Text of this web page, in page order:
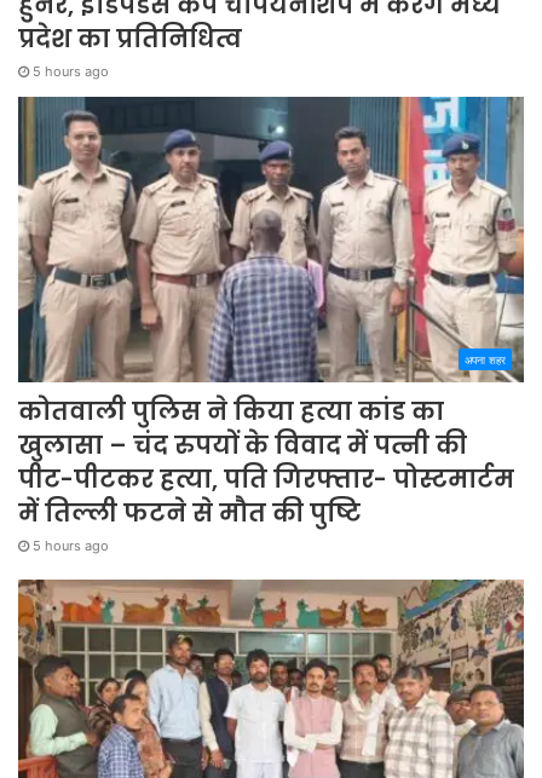
प्रदेश का प्रतिनिधित्व
5 hours ago
अपना शहर
कोतवाली पुलिस ने किया हत्या कांड का
खुलासा – चंद रुपयों के विवाद में पत्नी की
पीट-पीटकर हत्या, पति गिरफ्तार- पोस्टमार्टम
में तिल्ली फटने से मौत की पुष्टि
5 hours ago